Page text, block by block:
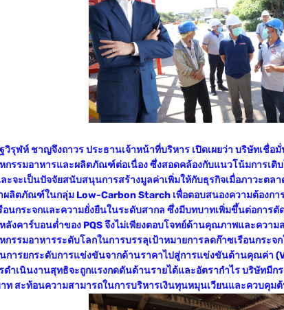
วิรุฬห์ ชาญจึงถาวร ประธานเจ้าหน้าที่บริหาร เปิดเผยว่า บริษัทเชื่
กรรมอาหารและผลิตภัณฑ์ต่อเนื่อง ซึ่งสอดคล้องกับแนวโน้มการเติ
ะจะเป็นปัจจัยสนับสนุนการสร้างมูลค่าเพิ่มให้กับธุรกิจเมื่อภาวะตล
ลิตภัณฑ์ในกลุ่ม Low-Carbon Starch เพื่อตอบสนองความต้องกา
อนกระจกและความยั่งยืนในระดับสากล ซึ่งมีบทบาทเพิ่มขึ้นต่อกา
ลังคาร์บอนต่ำของ PQS จึงไม่เพียงตอบโจทย์ด้านคุณภาพและควา
กรรมอาหารระดับโลกในการบรรลุเป้าหมายการลดก๊าซเรือนกระจ
การยกระดับการแข่งขันจากด้านราคาไปสู่การแข่งขันด้านคุณค่า
ดำเนินงานสุทธิจะถูกแรงกดดันด้านรายได้และอัตรากำไร บริษัทมีก
ท สะท้อนความสามารถในการบริหารเงินทุนหมุนเวียนและควบคุม